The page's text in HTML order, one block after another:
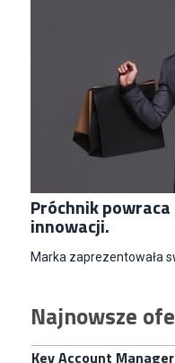
Próchnik
innowacji.
Marka zaprezentowała
Najnowsze
Specjalista/tka ds.
Key Account
Młodszy Specjalista
Key Account Manager
Puccini
Junior RPA